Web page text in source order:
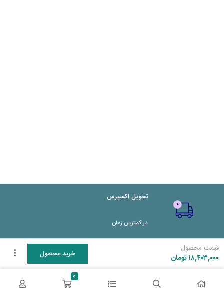
قیمت محصول:
تومان۱۸,۴۰۳,۰۰۰ خرید محصول
تحویل اکسپرس
در کمترین زمان
0